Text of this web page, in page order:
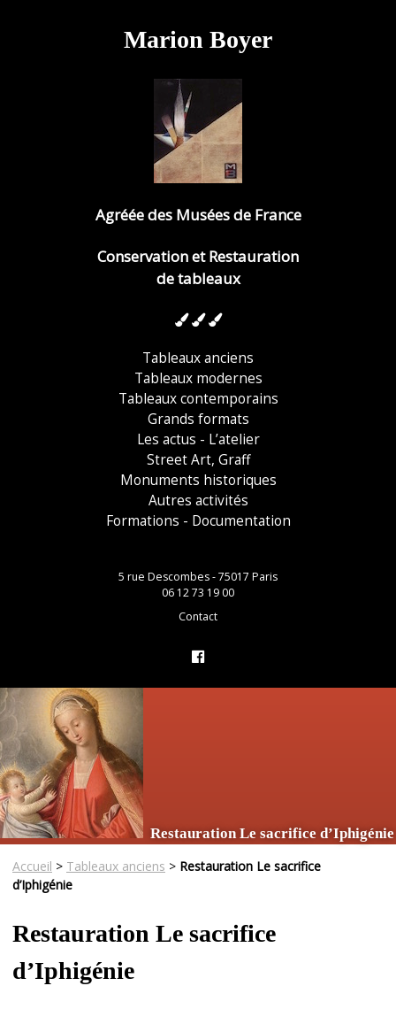
Marion Boyer
Agréée des Musées de France
Conservation et Restauration
de tableaux
Tableaux anciens
Tableaux modernes
Tableaux contemporains
Grands formats
Les actus - L’atelier
Street Art, Graff
Monuments historiques
Autres activités
Formations - Documentation
5 rue Descombes - 75017 Paris
06 12 73 19 00
Contact
Restauration Le sacrifice d’Iphigénie
Accueil > Tableaux anciens > Restauration Le sacrifice
d’Iphigénie
Restauration Le sacrifice
d’Iphigénie